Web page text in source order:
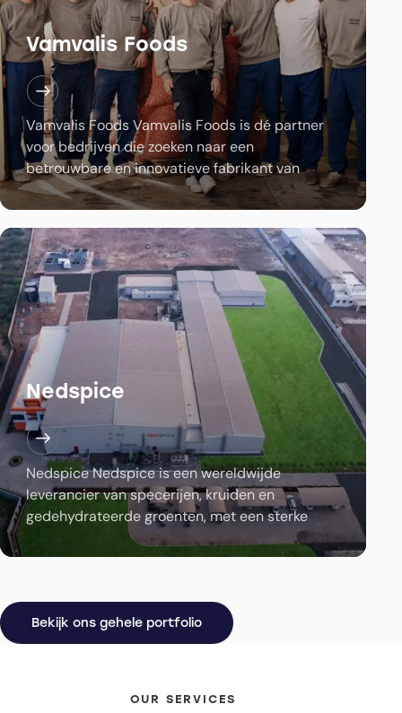
Vamvalis Foods
Vamvalis Foods Vamvalis Foods is dé partner
voor bedrijven die zoeken naar een
betrouwbare en innovatieve fabrikant van
noten, zaden en bars. Met een gepassioneerd
team en een scherp oog…
Nedspice
Nedspice Nedspice is een wereldwijde
leverancier van specerijen, kruiden en
gedehydrateerde groenten, met een sterke
focus op duurzaamheid. Via onze geïntegreerde
keten en het Nedspice Farmers Partnership
Bekijk ons gehele portfolio
OUR SERVICES